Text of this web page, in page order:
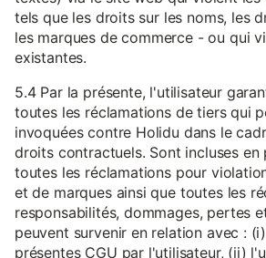
tels que les droits sur les noms, les
les marques de commerce - ou qui
existantes.
5.4 Par la présente, l'utilisateur
toutes les réclamations de tiers qui
invoquées contre Holidu dans le
droits contractuels. Sont incluses en
toutes les réclamations pour
et de marques ainsi que toutes les
responsabilités, dommages, pertes
peuvent survenir en relation avec :
présentes CGU par l'utilisateur, (ii)